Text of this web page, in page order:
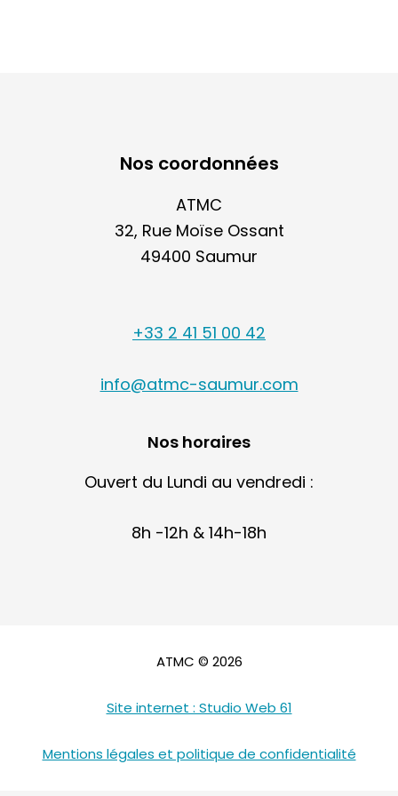
Nos coordonnées
ATMC
32, Rue Moïse Ossant
49400 Saumur
+33 2 41 51 00 42
info@atmc-saumur.com
Nos horaires
Ouvert du Lundi au vendredi :
8h -12h & 14h-18h
ATMC © 2026
Site internet : Studio Web 61
Mentions légales et politique de confidentialité